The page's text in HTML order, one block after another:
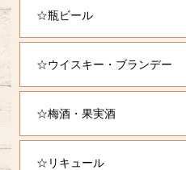
☆瓶ビール
☆ウイスキー・ブランデー
☆梅酒・果実酒
☆リキュール